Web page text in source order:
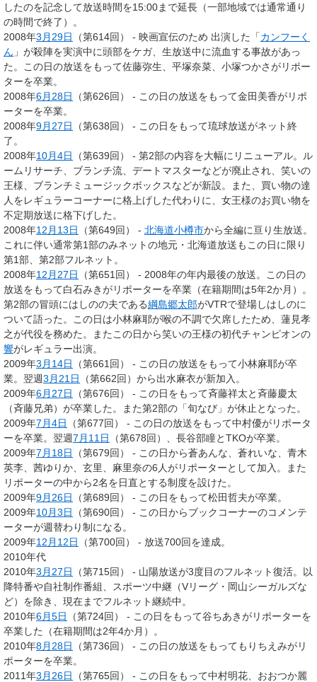
したのを記念して放送時間を15:00まで延長（一部地域では通常通り
の時間で終了）。
2008年3月29日 （第614回） - 映画宣伝のため 出演した「カンフーく
ん 」が殺陣を実演中に頭部をケガ、生放送中に流血する事故があっ
た。この日の放送をもって佐藤弥生、平塚奈菜、小塚つかさがリポー
ターを卒業。
2008年6月28日
（第626回） - この日の放送をもって金田美香がリポ
ーターを卒業。
2008年9月27日
（第638回） - この日をもって琉球放送がネット終
了。
2008年10月4日
（第639回） - 第2部の内容を大幅にリニューアル。ル
ームリサーチ、ブランチ流、デートマスターなどが廃止され、笑いの
王様、ブランチミュージックボックスなどが新設。また、買い物の達
人をレギュラーコーナーに格上げした代わりに、女王様のお買い物を
不定期放送に格下げした。
2008年12月13日 （第649回） - 北海道小樽市から全編に亘り生放送。
これに伴い通常第1部のみネットの地元・北海道放送もこの日に限り
第1部、第2部フルネット。
2008年12月27日
（第651回） - 2008年の年内最後の放送。この日の
放送をもって白石みきがリポーターを卒業（在籍期間は5年2か月）。
第2部の冒頭にはしのの夫である綱島郷太郎がVTRで登場しはしのに
ついて語った。この日は小林麻耶が喉の不調で欠席したため、蓮見孝
之が代役を務めた。またこの日から笑いの王様の初代チャンピオンの
響がレギュラー出演。
2009年3月14日
（第661回） - この日の放送をもって小林麻耶が卒
業。翌週3月21日
（第662回）から出水麻衣が新加入。
2009年6月27日
（第676回） - この日をもって斉藤祥太と斉藤慶太
（斉藤兄弟）が卒業した。また第2部の「旬なび」が休止となった。
2009年7月4日
（第677回） - この日の放送をもって中村優がリポータ
ーを卒業。翌週7月11日
（第678回）、長谷部瞳とTKOが卒業。
2009年7月18日
（第679回） - この日から蒼あんな、蒼れいな、青木
英李、茜ゆりか、玄里、麻里奈の6人がリポーターとして加入。また
リポーターの中から2名を日直とする制度を設けた。
2009年9月26日
（第689回） - この日をもって松田哲夫が卒業。
2009年10月3日
（第690回） - この日からブックコーナーのコメンテ
ーターが週替わり制になる。
2009年12月12日
（第700回） - 放送700回を達成。
2010年代
2010年3月27日
（第715回） - 山陽放送が3度目のフルネット復活。以
降特番や自社制作番組、スポーツ中継（Vリーグ・岡山シーガルズな
ど）を除き、現在までフルネット継続中。
2010年6月5日
（第724回） - この日をもって谷ちあきがリポーターを
卒業した（在籍期間は2年4か月）。
2010年8月28日
（第736回） - この日の放送をもってもりちえみがリ
ポーターを卒業。
2011年3月26日
（第765回） - この日をもって中村明花、おおつか麗